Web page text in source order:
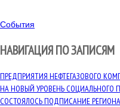
События
НАВИГАЦИЯ ПО ЗАПИСЯМ
ПРЕДПРИЯТИЯ НЕФТЕГАЗОВОГО
НА НОВЫЙ УРОВЕНЬ СОЦИАЛЬНОГО
СОСТОЯЛОСЬ ПОДПИСАНИЕ